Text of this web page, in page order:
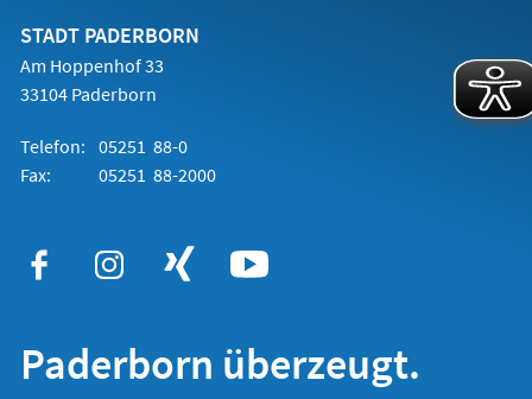
STADT PADERBORN
Am Hoppenhof 33
33104 Paderborn
Telefon: 05251 88-0
Fax:
05251 88-2000
Paderborn überzeugt.